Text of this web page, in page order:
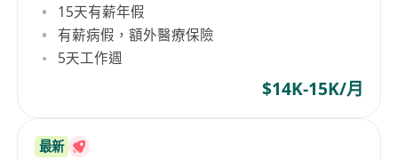
15天有薪年假
有薪病假，額外醫療保險
5天工作週
$14K-15K/月
最新